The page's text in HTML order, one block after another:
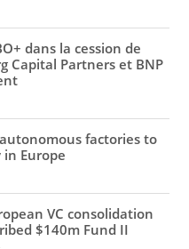
dans la cession de
Capital Partners et BNP
factories to
Europe
VC consolidation
$140m Fund II